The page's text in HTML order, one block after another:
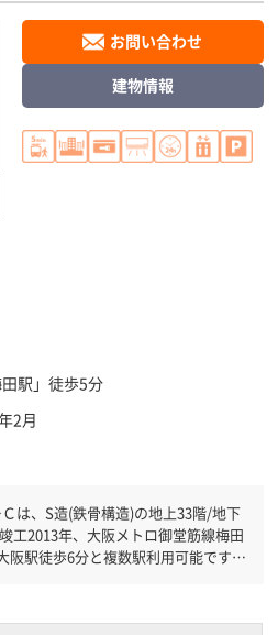
駅 」徒歩5分
2月
お問い合わせ
建物情報
は、S造(鉄骨構造)の地上33階/地下
阪駅徒歩6分と複数駅利用可能です。
日も利用可能になりますので自由に